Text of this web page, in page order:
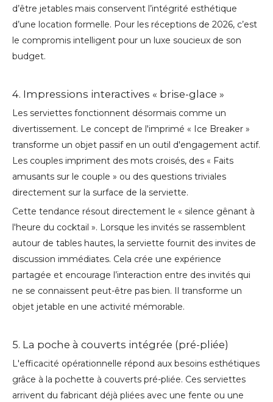
d’être jetables mais conservent l’intégrité esthétique
d’une location formelle. Pour les réceptions de 2026, c’est
le compromis intelligent pour un luxe soucieux de son
budget.
4. Impressions interactives « brise-glace »
Les serviettes fonctionnent désormais comme un
divertissement. Le concept de l'imprimé « Ice Breaker »
transforme un objet passif en un outil d'engagement actif.
Les couples impriment des mots croisés, des « Faits
amusants sur le couple » ou des questions triviales
directement sur la surface de la serviette.
Cette tendance résout directement le « silence gênant à
l'heure du cocktail ». Lorsque les invités se rassemblent
autour de tables hautes, la serviette fournit des invites de
discussion immédiates. Cela crée une expérience
partagée et encourage l’interaction entre des invités qui
ne se connaissent peut-être pas bien. Il transforme un
objet jetable en une activité mémorable.
5. La poche à couverts intégrée (pré-pliée)
L'efficacité opérationnelle répond aux besoins esthétiques
grâce à la pochette à couverts pré-pliée. Ces serviettes
arrivent du fabricant déjà pliées avec une fente ou une